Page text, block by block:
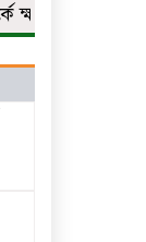
চাইল ফিফা